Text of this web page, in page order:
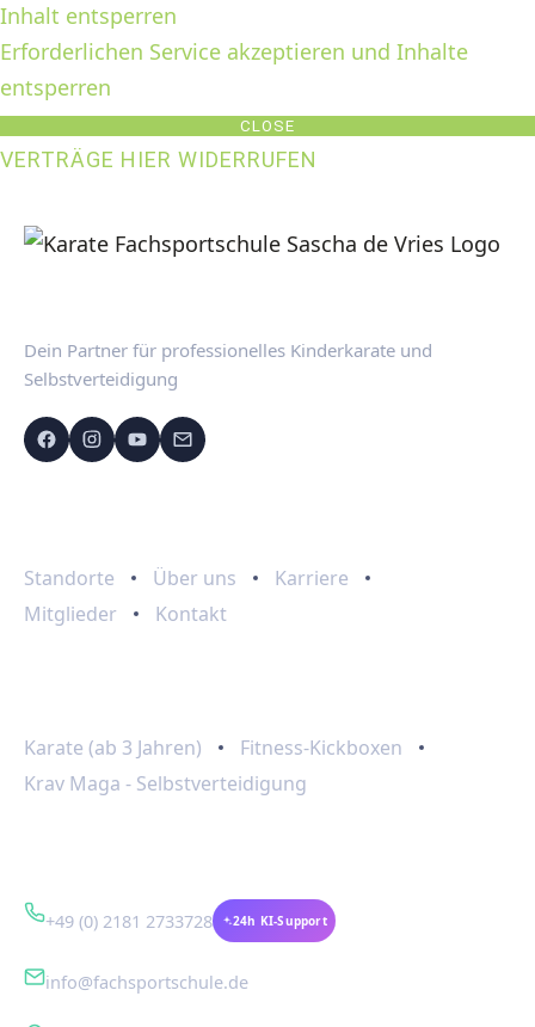
Inhalt entsperren
Erforderlichen Service akzeptieren und Inhalte
entsperren
CLOSE
VERTRÄGE HIER WIDERRUFEN
Dein Partner für professionelles Kinderkarate und
Selbstverteidigung
Standorte Über uns
Karriere
Mitglieder
Kontakt
Karate (ab 3 Jahren)
Fitness-Kickboxen
Krav Maga - Selbstverteidigung
+49 (0) 2181 2733728 24h KI-Support
info@fachsportschule.de